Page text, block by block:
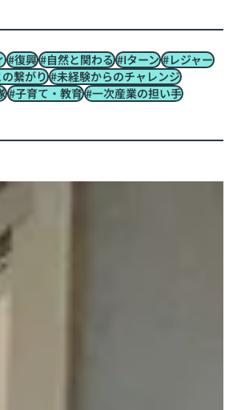
#復興 #自然と関わる #Iターン #レジャー
繋がり#未経験からのチャレンジ
#子育て・教育 #一次産業の担い手